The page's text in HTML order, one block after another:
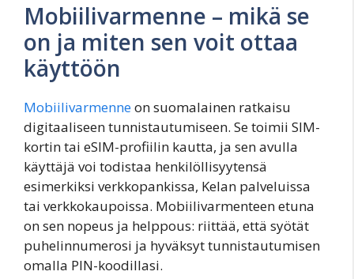
Mobiilivarmenne – mikä se
on ja miten sen voit ottaa
käyttöön
Mobiilivarmenneon suomalainen ratkaisu
digitaaliseen tunnistautumiseen. Se toimii SIM-
kortin tai eSIM-profiilin kautta, ja sen avulla
käyttäjä voi todistaa henkilöllisyytensä
esimerkiksi verkkopankissa, Kelan palveluissa
tai verkkokaupoissa. Mobiilivarmenteen etuna
on sen nopeus ja helppous: riittää, että syötät
puhelinnumerosi ja hyväksyt tunnistautumisen
omalla PIN-koodillasi.